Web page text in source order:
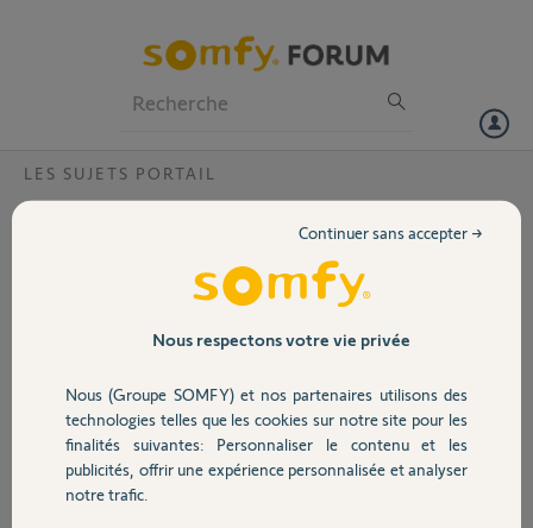
Volet
Sécurité
Domotique
LES SUJETS PORTAIL
telecommande et boitier non connecte
Bonjour,j ai un moteur freevia 300 qui fonctionnait tres bien avec ses
telecommandes(pieton et total) j ai rajoute hier un boitier rts et une
telecommande supplementaire maintenant toutes fonctionne soit
en totale sinon en pieton mais plus les 2 , que faire?? IDEM POUR LE
Merci,
saad A.
il y a environ 5 ans
Participer au fil de discussion
Nous respectons votre vie privée
Nous (Groupe SOMFY) et nos partenaires utilisons des
technologies telles que les cookies sur notre site pour les
finalités suivantes: Personnaliser le contenu et les
publicités, offrir une expérience personnalisée et analyser
notre trafic.
Continuer sans accepter →